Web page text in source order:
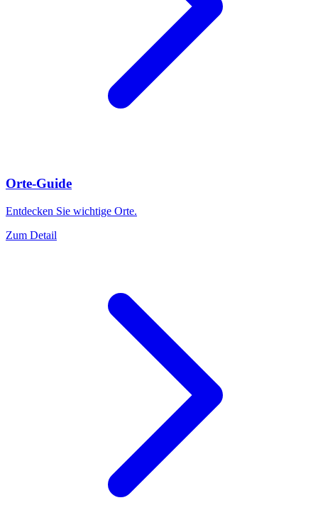
Orte-Guide
Entdecken Sie wichtige Orte.
Zum Detail